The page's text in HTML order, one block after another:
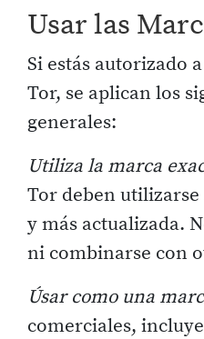
Usar las
Si estás autorizado
Tor, se aplican los
generales:
Utiliza la marca
Tor deben
y más actualizada.
ni combinarse con
Úsar como una
comerciales,